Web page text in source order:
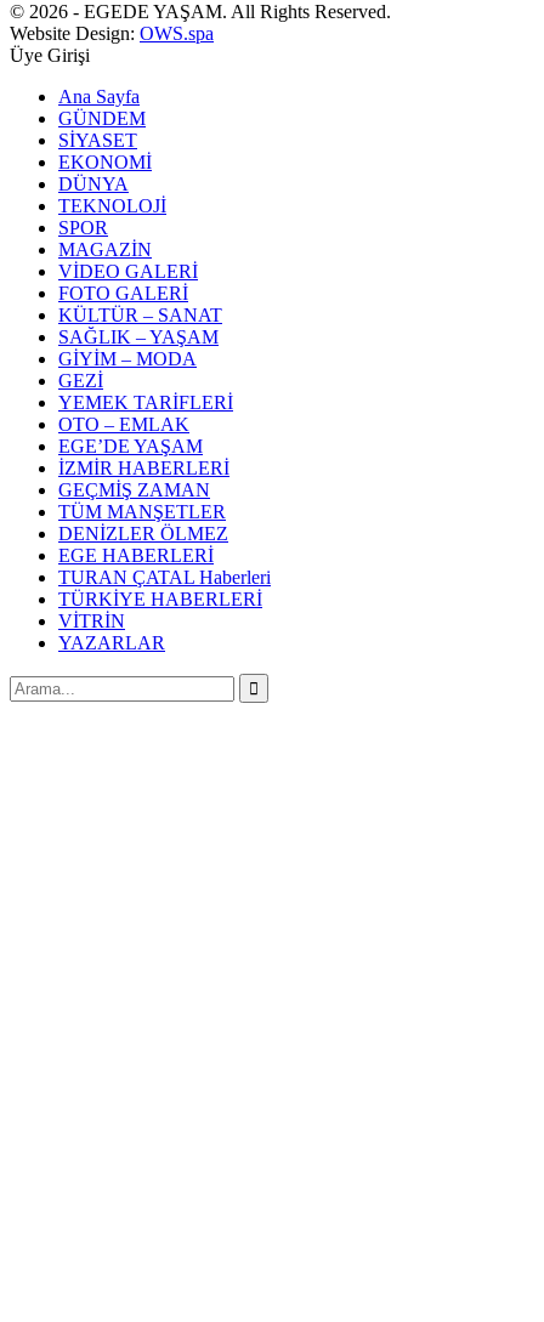
© 2026 - EGEDE YAŞAM. All Rights Reserved.
Website Design: OWS.spa
Üye Girişi
Ana Sayfa
GÜNDEM
SİYASET
EKONOMİ
DÜNYA
TEKNOLOJİ
SPOR
MAGAZİN
VİDEO GALERİ
FOTO GALERİ
KÜLTÜR – SANAT
SAĞLIK – YAŞAM
GİYİM – MODA
GEZİ
YEMEK TARİFLERİ
OTO – EMLAK
EGE’DE YAŞAM
İZMİR HABERLERİ
GEÇMİŞ ZAMAN
TÜM MANŞETLER
DENİZLER ÖLMEZ
EGE HABERLERİ
TURAN ÇATAL Haberleri
TÜRKİYE HABERLERİ
VİTRİN
YAZARLAR